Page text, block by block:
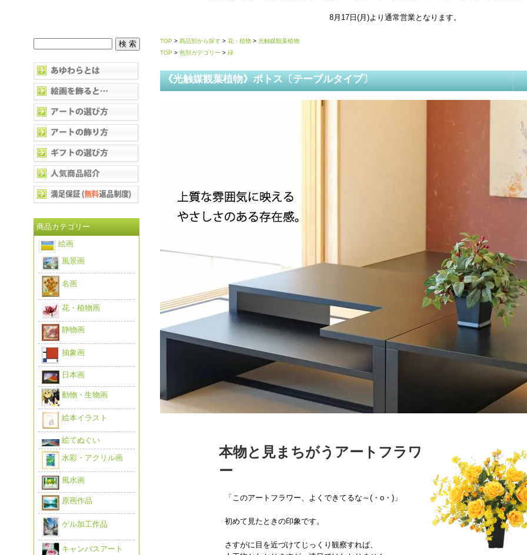
8月17日(月)より通常営業となります。
TOP > 商品別から探す > 花・植物 > 光触媒観葉植物
TOP > 色別カテゴリー > 緑
《光触媒観葉植物》ポトス〔テーブルタイプ〕
本物と見まちがうアートフラワ
ー
「このアートフラワー、よくできてるな～(・o・)」
初めて見たときの印象です。
さすがに目を近づけてじっくり観察すれば、
商品カテゴリー
絵画
風景画
名画
花・植物画
静物画
抽象画
日本画
動物・生物画
絵本イラスト
絵てぬぐい
水彩・アクリル画
風水画
原画作品
ゲル加工作品
キャンバスアート